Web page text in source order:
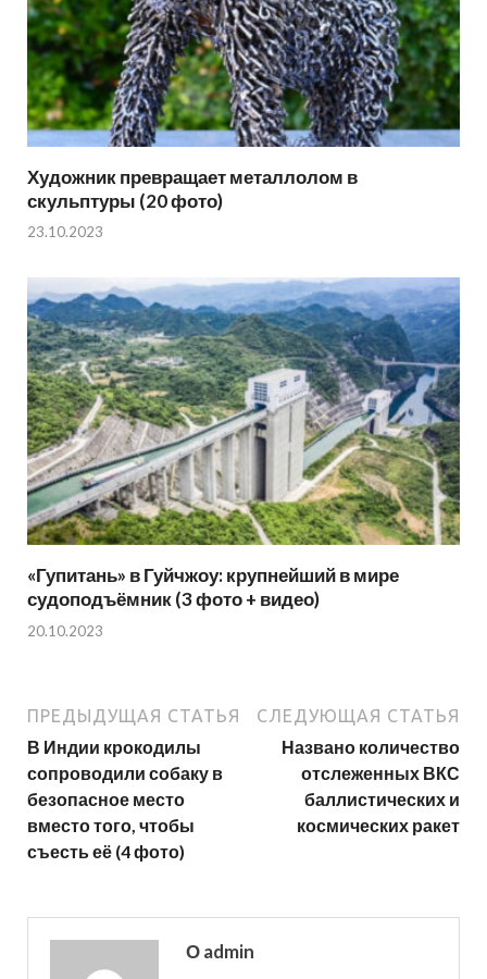
Художник превращает металлолом в
скульптуры (20 фото)
23.10.2023
«Гупитань» в Гуйчжоу: крупнейший в мире
судоподъёмник (3 фото + видео)
20.10.2023
ПРЕДЫДУЩАЯ СТАТЬЯ
В Индии крокодилы
сопроводили собаку в
безопасное место
вместо того, чтобы
съесть её (4 фото)
СЛЕДУЮЩАЯ СТАТЬЯ
Названо количество
отслеженных ВКС
баллистических и
космических ракет
О admin